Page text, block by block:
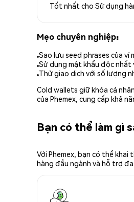
Tốt nhất cho Sử dụng
Mẹo chuyên nghiệp:
Sao lưu seed phrases của
Sử dụng mật khẩu độc nhất
Thử giao dịch với số lượng
Cold wallets giữ khóa cá
của Phemex, cung cấp khả
Bạn có thể làm gì
Với Phemex, bạn có thể
hàng đầu ngành và hỗ trợ